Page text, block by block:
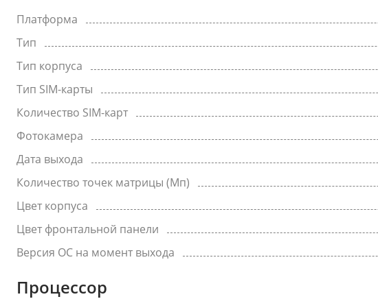
Платформа
Тип
Тип корпуса
Тип SIM-карты
Количество SIM-карт
Фотокамера
Дата выхода
Количество точек матрицы (Мп)
Цвет корпуса
Цвет фронтальной панели
Версия ОС на момент выхода
Процессор